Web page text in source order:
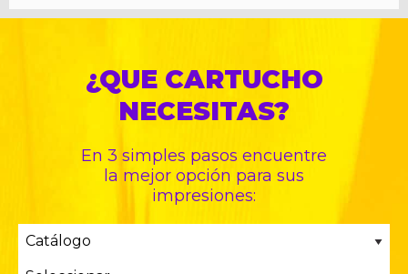
¿QUE CARTUCHO
NECESITAS?
En 3 simples pasos encuentre
la mejor opción para sus
impresiones: